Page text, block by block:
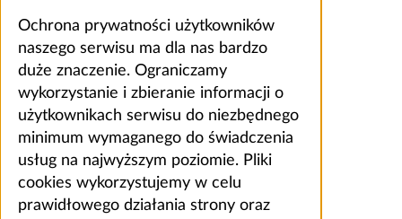
Ochrona prywatności użytkowników
naszego serwisu ma dla nas bardzo
duże znaczenie. Ograniczamy
wykorzystanie i zbieranie informacji o
użytkownikach serwisu do niezbędnego
minimum wymaganego do świadczenia
usług na najwyższym poziomie. Pliki
cookies wykorzystujemy w celu
prawidłowego działania strony oraz